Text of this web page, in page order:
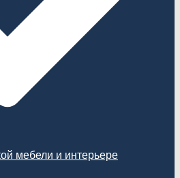
мебели и интерьере